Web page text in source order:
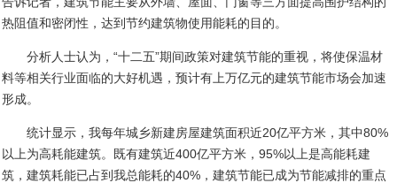
热阻值和密闭性，达到节约建筑物使用能耗的目的。
分析人士认为，“十二五”期间政策对建筑节能的重视，将使保温材
料等相关行业面临的大好机遇，预计有上万亿元的建筑节能市场会加速
形成。
统计显示，我每年城乡新建房屋建筑面积近20亿平方米，其中80%
以上为高耗能建筑。既有建筑近400亿平方米，95%以上是高能耗建
筑，建筑耗能已占到我总能耗的40% ，建筑节能已成为节能减排的重点